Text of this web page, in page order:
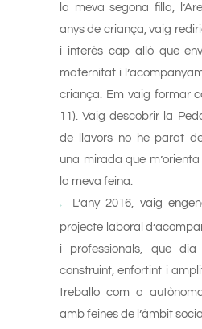
la meva segona filla,
anys de criança, vaig
i interès cap allò que
maternitat i
criança. Em vaig formar
11). Vaig descobrir la
de llavors no he parat
una mirada que
la meva feina.
+
L’any 2016, vaig
projecte laboral
i professionals, que
construint, enfortint i
treballo com a
amb feines de l’àmbit social.